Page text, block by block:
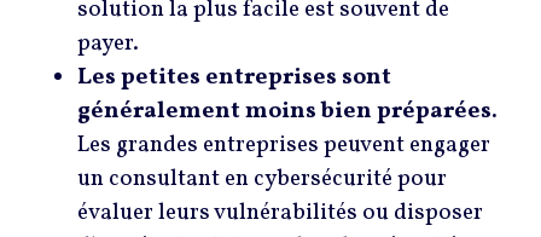
solution la plus facile est souvent de
payer.
Les petites entreprises sont
généralement moins bien préparées.
Les grandes entreprises peuvent engager
un consultant en cybersécurité pour
évaluer leurs vulnérabilités ou disposer